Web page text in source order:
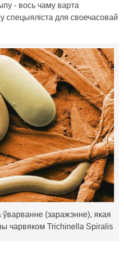
- вось чаму варта
спецыяліста для своечасовай
(заражэнне), якая
чарвяком Trichinella Spiralis